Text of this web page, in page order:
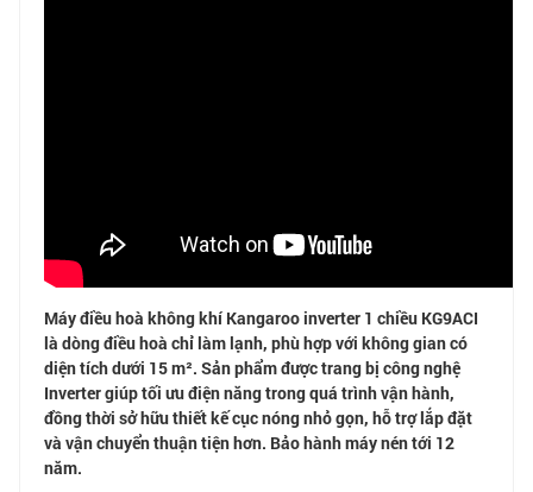
Máy điều hoà không khí Kangaroo inverter 1 chiều KG9ACI
là dòng điều hoà chỉ làm lạnh, phù hợp với không gian có
diện tích dưới 15 m². Sản phẩm được trang bị công nghệ
Inverter giúp tối ưu điện năng trong quá trình vận hành,
đồng thời sở hữu thiết kế cục nóng nhỏ gọn, hỗ trợ lắp đặt
và vận chuyển thuận tiện hơn. Bảo hành máy nén tới 12
năm.